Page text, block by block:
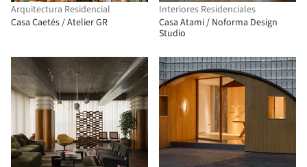
Arquitectura Residencial
Casa Caetés / Atelier GR
Interiores Residenciales
Casa Atami / Noforma Design
Studio